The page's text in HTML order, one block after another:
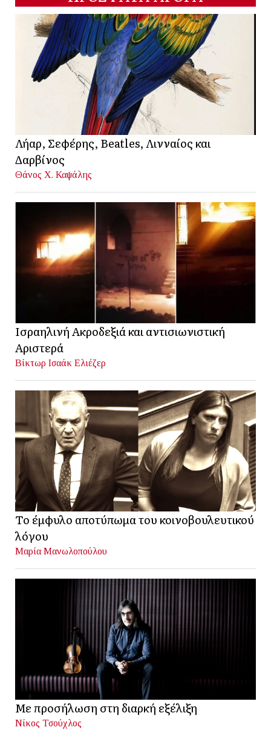
Λήαρ, Σεφέρης, Beatles, Λινναίος και
Δαρβίνος
Θάνος Χ. Καψάλης
Ισραηλινή Ακροδεξιά και αντισιωνιστική
Αριστερά
Βίκτωρ Ισαάκ Ελιέζερ
Το έμφυλο αποτύπωμα του κοινοβουλευτικού
λόγου
Μαρία Μανωλοπούλου
Με προσήλωση στη διαρκή εξέλιξη
Νίκος Τσούχλος